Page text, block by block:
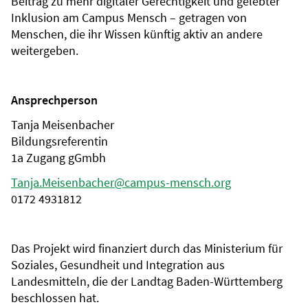
Inklusion am Campus Mensch – getragen von
Menschen, die ihr Wissen künftig aktiv an andere
weitergeben.
Ansprechperson
Tanja Meisenbacher
Bildungsreferentin
1a Zugang gGmbh
Tanja.Meisenbacher@campus-mensch.org
0172 4931812
Das Projekt wird finanziert durch das Ministerium für
Soziales, Gesundheit und Integration aus
Landesmitteln, die der Landtag Baden-Württemberg
beschlossen hat.